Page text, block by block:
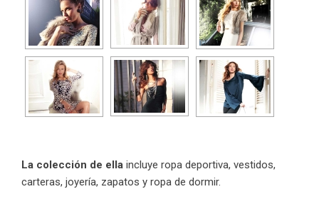
La colección de ella incluye ropa deportiva, vestidos,
carteras, joyería, zapatos y ropa de dormir.